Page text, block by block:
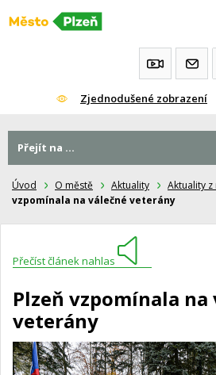
Přeskočit
Zjednodušené zobrazení
Úvod O městě Aktuality Aktuality z
vzpomínala na válečné veterány
Přečíst článek nahlas
Plzeň vzpomínala na
veterány
Přejít na ...